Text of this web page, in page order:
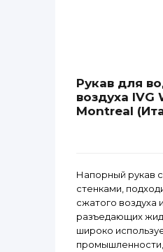
Рукав для
воздуха IVG
Montreal
Напорный рукав
стенками,
сжатого воздуха
разъедающих
широко
промышленности,